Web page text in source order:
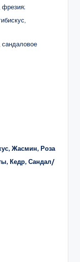
фрезия;
сандаловое
Жасмин, Роза
Кедр, Сандал/